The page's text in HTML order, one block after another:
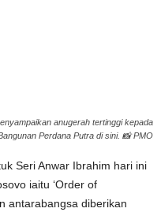
anugerah tertinggi kepada
Perdana Putra di sini. 📸 PMO
Seri Anwar Ibrahim hari ini
iaitu ‘Order of
antarabangsa diberikan